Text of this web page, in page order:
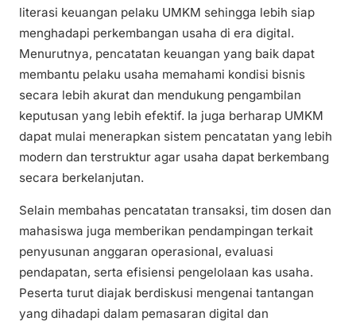
literasi keuangan pelaku UMKM sehingga lebih siap
menghadapi perkembangan usaha di era digital.
Menurutnya, pencatatan keuangan yang baik dapat
membantu pelaku usaha memahami kondisi bisnis
secara lebih akurat dan mendukung pengambilan
keputusan yang lebih efektif. Ia juga berharap UMKM
dapat mulai menerapkan sistem pencatatan yang lebih
modern dan terstruktur agar usaha dapat berkembang
secara berkelanjutan.
Selain membahas pencatatan transaksi, tim dosen dan
mahasiswa juga memberikan pendampingan terkait
penyusunan anggaran operasional, evaluasi
pendapatan, serta efisiensi pengelolaan kas usaha.
Peserta turut diajak berdiskusi mengenai tantangan
yang dihadapi dalam pemasaran digital dan